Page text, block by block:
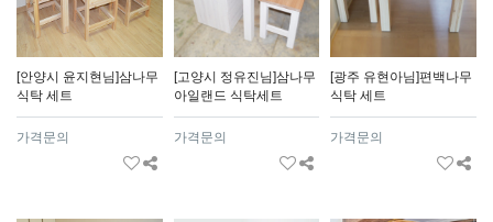
[안양시 윤지현님]삼나무
식탁 세트
가격문의
[고양시 정유진님]삼나무
아일랜드 식탁세트
가격문의
[광주 유현아님]편백나무
식탁 세트
가격문의